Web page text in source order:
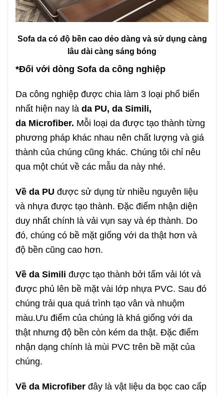
Sofa da có độ bền cao dẻo dàng và sử dụng càng
lâu dài càng sáng bóng
*Đối với dòng Sofa da công nghiệp
Da công nghiệp được chia làm 3 loại phổ biến
nhất hiện nay là da PU, da Simili,
da Microfiber. Mỗi loại da được tạo thành từng
phương pháp khác nhau nên chất lượng và giá
thành của chúng cũng khác. Chúng tôi chỉ nêu
qua một chút về các mẫu da này nhé.
Về da PU được sử dụng từ nhiều nguyên liệu
và nhựa được tạo thành. Đặc điểm nhận diện
duy nhất chính là vải vụn say và ép thành. Do
đó, chúng có bề mặt giống với da thật hơn và
độ bền cũng cao hơn.
Về da Simili được tạo thành bởi tấm vải lót và
được phủ lên bề mặt vài lớp nhựa PVC. Sau đó
chúng trải qua quá trình tạo vân và nhuộm
màu.Ưu điểm của chúng là khá giống với da
thật nhưng độ bền còn kém da thật. Đặc điểm
nhận dạng chính là mùi PVC trên bề mặt của
chúng.
Về da Microfiber đây là vật liệu da bọc cao cấp